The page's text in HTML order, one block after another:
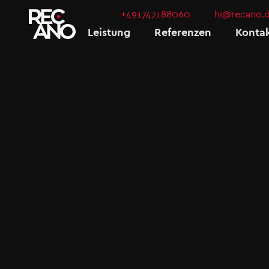
+491747188060
Leistung Referenzen